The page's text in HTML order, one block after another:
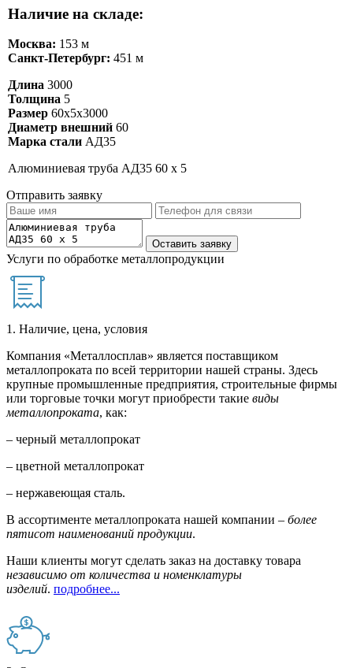
Наличие на складе:
Москва: 153 м
Санкт-Петербург: 451 м
Длина 3000
Толщина 5
Размер 60х5х3000
Диаметр внешний 60
Марка стали АД35
Алюминиевая труба АД35 60 х 5
Отправить заявку
Услуги по обработке металлопродукции
1. Наличие, цена, условия
Компания «Металлосплав» является поставщиком
металлопроката по всей территории нашей страны. Здесь
крупные промышленные предприятия, строительные фирмы
или торговые точки могут приобрести такие виды
металлопроката, как:
– черный металлопрокат
– цветной металлопрокат
– нержавеющая сталь.
В ассортименте металлопроката нашей компании – более
пятисот наименований продукции.
Наши клиенты могут сделать заказ на доставку товара
независимо от количества и номенклатуры
изделий. подробнее...